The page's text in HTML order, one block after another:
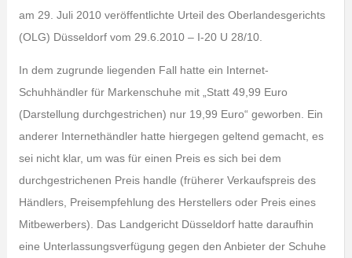
am 29. Juli 2010 veröffentlichte Urteil des Oberlandesgerichts
(OLG) Düsseldorf vom 29.6.2010 – I-20 U 28/10.
In dem zugrunde liegenden Fall hatte ein Internet-
Schuhhändler für Markenschuhe mit „Statt 49,99 Euro
(Darstellung durchgestrichen) nur 19,99 Euro“ geworben. Ein
anderer Internethändler hatte hiergegen geltend gemacht, es
sei nicht klar, um was für einen Preis es sich bei dem
durchgestrichenen Preis handle (früherer Verkaufspreis des
Händlers, Preisempfehlung des Herstellers oder Preis eines
Mitbewerbers). Das Landgericht Düsseldorf hatte daraufhin
eine Unterlassungsverfügung gegen den Anbieter der Schuhe